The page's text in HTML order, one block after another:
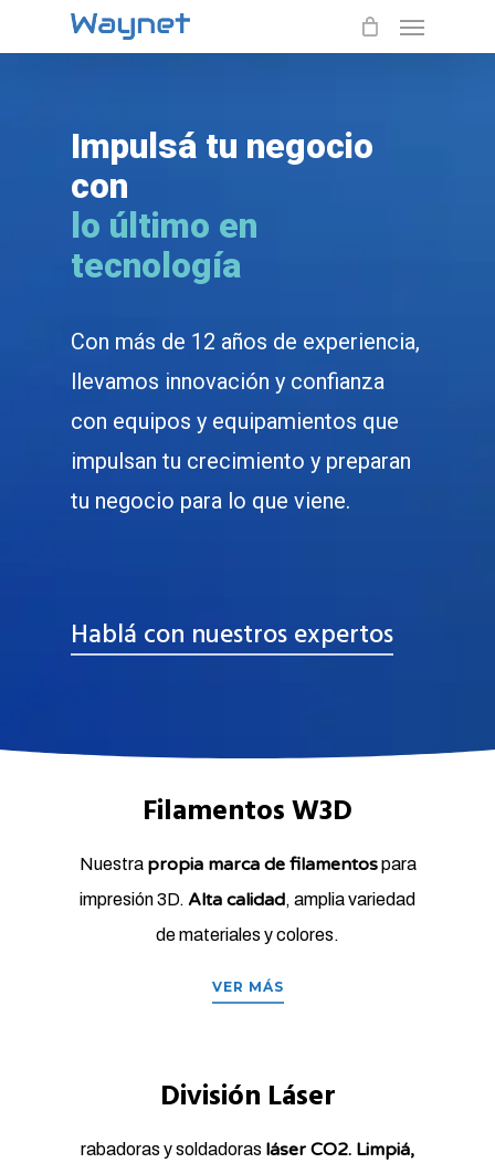
to
Menu
Impulsá tu negocio
con
lo último en
tecnología
Con más de 12 años de experiencia,
llevamos innovación y confianza
con equipos y equipamientos que
impulsan tu crecimiento y preparan
tu negocio para lo que viene.
Hablá con nuestros expertos
Filamentos W3D
Nuestra propia marca de filamentospara
impresión 3D. Alta calidad, amplia variedad
de materiales y colores.
VER MÁS
División Láser
rabadoras y soldadoras láser CO2. Limpiá,